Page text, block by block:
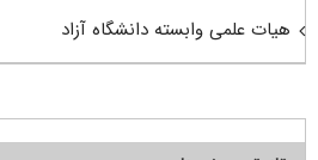
هیات علمی وابسته دانشگاه آزاد